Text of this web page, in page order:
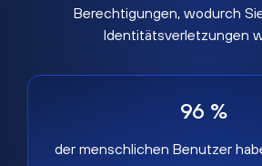
Berechtigungen, wodurch
Identitätsverletzungen
96 %
der menschlichen Benutzer